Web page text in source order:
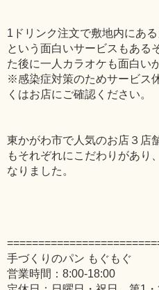
1ドリンク注文で敷地内にあ
という面白いサービスもある
た後に一人カラオケも面白い
※感染症対策のためサービス
くはお店にご確認ください。
東かがわ市で人気のお店３店
もそれぞれにこだわりがあり
なりました。
手づくりのパン もぐもぐ
営業時間：8:00-18:00